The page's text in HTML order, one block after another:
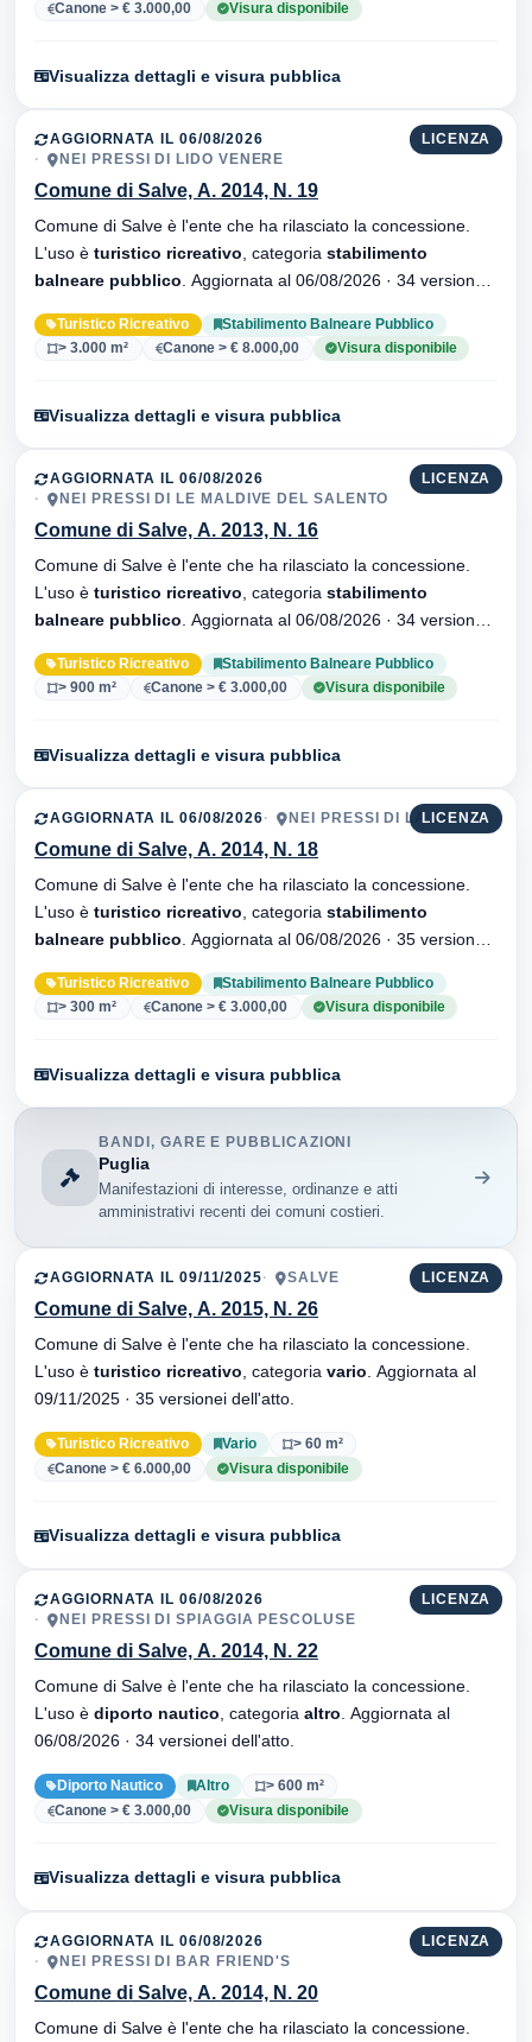
Canone > € 3.000,00
Visura disponibile
Visualizza dettagli e visura pubblica
LICENZA
AGGIORNATA IL 06/08/2026
NEI PRESSI DI LIDO VENERE
Comune di Salve, A. 2014, N. 19
Comune di Salve è l'ente che ha rilasciato la concessione.
L'uso è turistico ricreativo , categoria stabilimento
balneare pubblico
Turistico Ricreativo
Stabilimento Balneare Pubblico
> 3.000 m²
Canone > € 8.000,00 Visura disponibile
Visualizza dettagli e visura pubblica
LICENZA
AGGIORNATA IL 06/08/2026
NEI PRESSI DI LE MALDIVE DEL SALENTO
Comune di Salve, A. 2013, N. 16
Comune di Salve è l'ente che ha rilasciato la concessione.
L'uso è turistico ricreativo , categoria stabilimento
balneare pubblico
Turistico Ricreativo
Stabilimento Balneare Pubblico
> 900 m²
Canone > € 3.000,00 Visura disponibile
Visualizza dettagli e visura pubblica
LICENZA
AGGIORNATA IL 06/08/2026 NEI PRESSI DI LA COZZA
Comune di Salve, A. 2014, N. 18
Comune di Salve è l'ente che ha rilasciato la concessione.
L'uso è turistico ricreativo , categoria stabilimento
balneare pubblico
Turistico Ricreativo
Stabilimento Balneare Pubblico
> 300 m²
Canone > € 3.000,00 Visura disponibile
Visualizza dettagli e visura pubblica
BANDI, GARE E PUBBLICAZIONI
Puglia
Manifestazioni di interesse, ordinanze e atti
amministrativi recenti dei comuni costieri.
LICENZA
AGGIORNATA IL 09/11/2025 SALVE
Comune di Salve, A. 2015, N. 26
Comune di Salve è l'ente che ha rilasciato la concessione.
L'uso è turistico ricreativo , categoria vario
09/11/2025 · 35 versionei dell'atto.
Turistico Ricreativo Vario
> 60 m²
Canone > € 6.000,00
Visura disponibile
Visualizza dettagli e visura pubblica
LICENZA
AGGIORNATA IL 06/08/2026
NEI PRESSI DI SPIAGGIA PESCOLUSE
Comune di Salve, A. 2014, N. 22
Comune di Salve è l'ente che ha rilasciato la concessione.
L'uso è diporto nautico , categoria altro
06/08/2026 · 34 versionei dell'atto.
Diporto Nautico Altro
> 600 m²
Canone > € 3.000,00
Visura disponibile
Visualizza dettagli e visura pubblica
LICENZA
AGGIORNATA IL 06/08/2026
NEI PRESSI DI BAR FRIEND'S
Comune di Salve, A. 2014, N. 20
Comune di Salve è l'ente che ha rilasciato la concessione.